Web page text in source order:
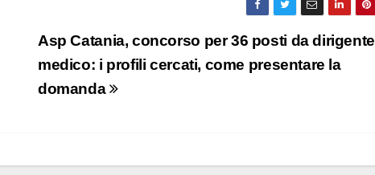
Asp Catania, concorso per 36 posti da dirigente
medico: i profili cercati, come presentare la
domanda